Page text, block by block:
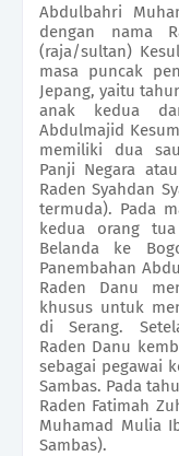
Abdulbahri
dengan nama
(raja/sultan)
masa puncak
Jepang, yaitu
anak kedua
Abdulmajid
memiliki dua
Panji Negara
Raden Syahdan
termuda). Pada
kedua orang
Belanda ke
Panembahan
Raden Danu
khusus untuk
di Serang.
Raden Danu
sebagai pegawai
Sambas. Pada
Raden Fatimah
Muhamad Mulia
Sambas).